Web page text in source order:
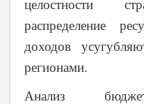
целостности
распределение
доходов
регионами.
Анализ